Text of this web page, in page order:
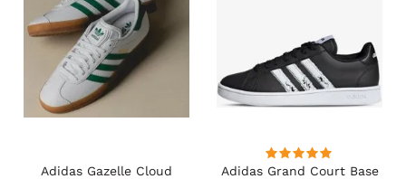
Adidas Gazelle Cloud Adidas Grand Court Base